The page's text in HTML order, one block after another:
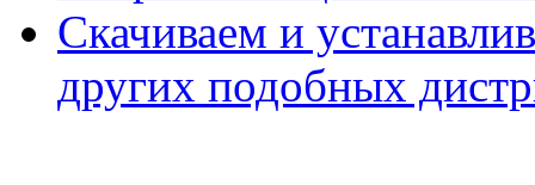
Скачиваем и
других подобных